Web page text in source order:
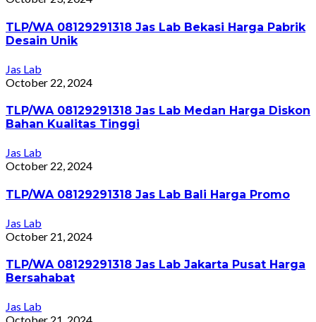
TLP/WA 08129291318 Jas Lab Bekasi Harga Pabrik
Desain Unik
Jas Lab
October 22, 2024
TLP/WA 08129291318 Jas Lab Medan Harga Diskon
Bahan Kualitas Tinggi
Jas Lab
October 22, 2024
TLP/WA 08129291318 Jas Lab Bali Harga Promo
Jas Lab
October 21, 2024
TLP/WA 08129291318 Jas Lab Jakarta Pusat Harga
Bersahabat
Jas Lab